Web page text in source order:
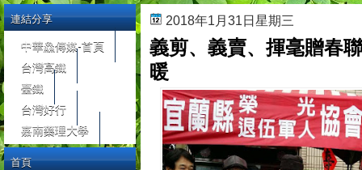
2018年1月31日星期三
義剪、義賣、揮毫贈春
暖
連結分享
中華鱻傳媒-首頁
台灣高鐵
臺鐵
台灣好行
嘉南藥理大學
首頁